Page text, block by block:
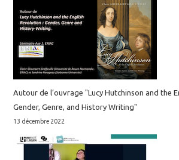
Autour de l’ouvrage "Lucy Hutchinson and the
Gender, Genre, and History Writing"
13 décembre 2022